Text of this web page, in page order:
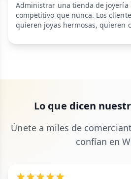
Administrar una tienda de joyería
competitivo que nunca. Los
quieren joyas hermosas, quieren
Lo que dicen
Únete a miles de
confían en